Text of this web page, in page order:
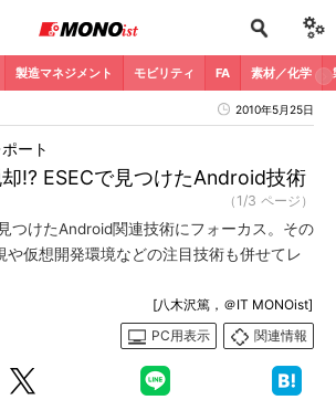
製造マネジメント モビリティ FA 素材／化学
2010年5月25日
!? ESECで見つけたAndroid技術
ート
（1/3 ページ）
つけたAndroid関連技術にフォーカス。その
や仮想開発環境などの注目技術も併せてレ
[八木沢篤，＠IT MONOist]
PC用表示
関連情報